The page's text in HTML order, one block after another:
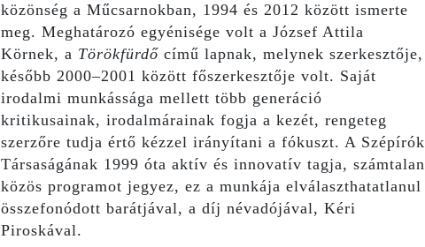
közönség a Műcsarnokban, 1994 és 2012 között ismerte
meg. Meghatározó egyénisége volt a József Attila
Körnek, a Törökfürdő című lapnak, melynek szerkesztője,
később 2000–2001 között főszerkesztője volt. Saját
irodalmi munkássága mellett több generáció
kritikusainak, irodalmárainak fogja a kezét, rengeteg
szerzőre tudja értő kézzel irányítani a fókuszt. A Szépírók
Társaságának 1999 óta aktív és innovatív tagja, számtalan
közös programot jegyez, ez a munkája elválaszthatatlanul
összefonódott barátjával, a díj névadójával, Kéri
Piroskával.